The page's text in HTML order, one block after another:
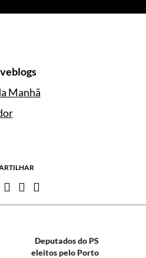
Manhã
Deputados do PS
eleitos pelo Porto